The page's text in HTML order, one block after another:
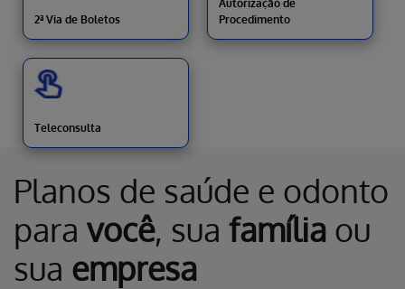
2ª Via de Boletos
Autorização de
Procedimento
Teleconsulta
Planos de saúde e odonto
para você, sua família ou
sua empresa